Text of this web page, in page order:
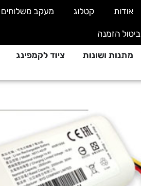
אודות קטלוג מעקב משלוחים
ביטול הזמנה
מתנות ושונות
ציוד לקמפינג